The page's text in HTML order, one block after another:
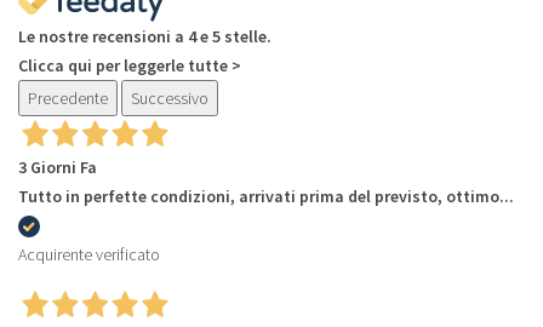
Le nostre recensioni a 4 e 5 stelle.
Clicca qui per leggerle tutte >
Precedente
Successivo
3 Giorni Fa
Tutto in perfette condizioni, arrivati prima del previsto, ottimo...
Acquirente verificato